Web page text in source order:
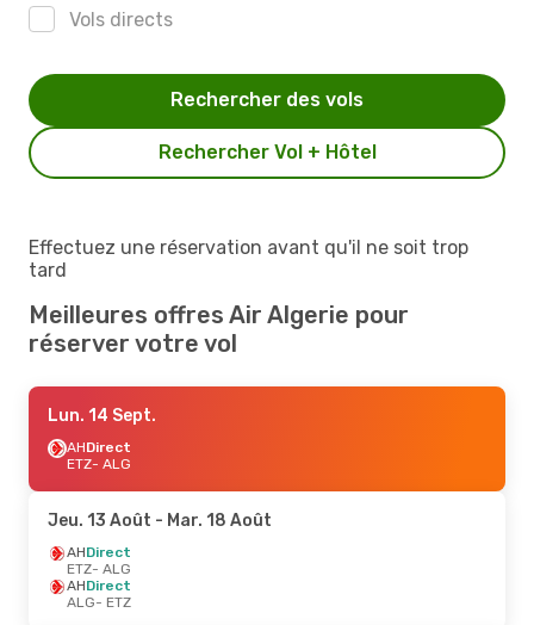
Vols directs
Rechercher Vol + Hôtel
Rechercher des vols
Effectuez une réservation avant qu'il ne soit trop
tard
Meilleures offres Air Algerie pour
réserver votre vol
Lun. 14 Sept.
AHDirect
ETZ- ALG
Jeu. 13 Août - Mar. 18 Août
AHDirect
ETZ- ALG
AHDirect
ALG- ETZ